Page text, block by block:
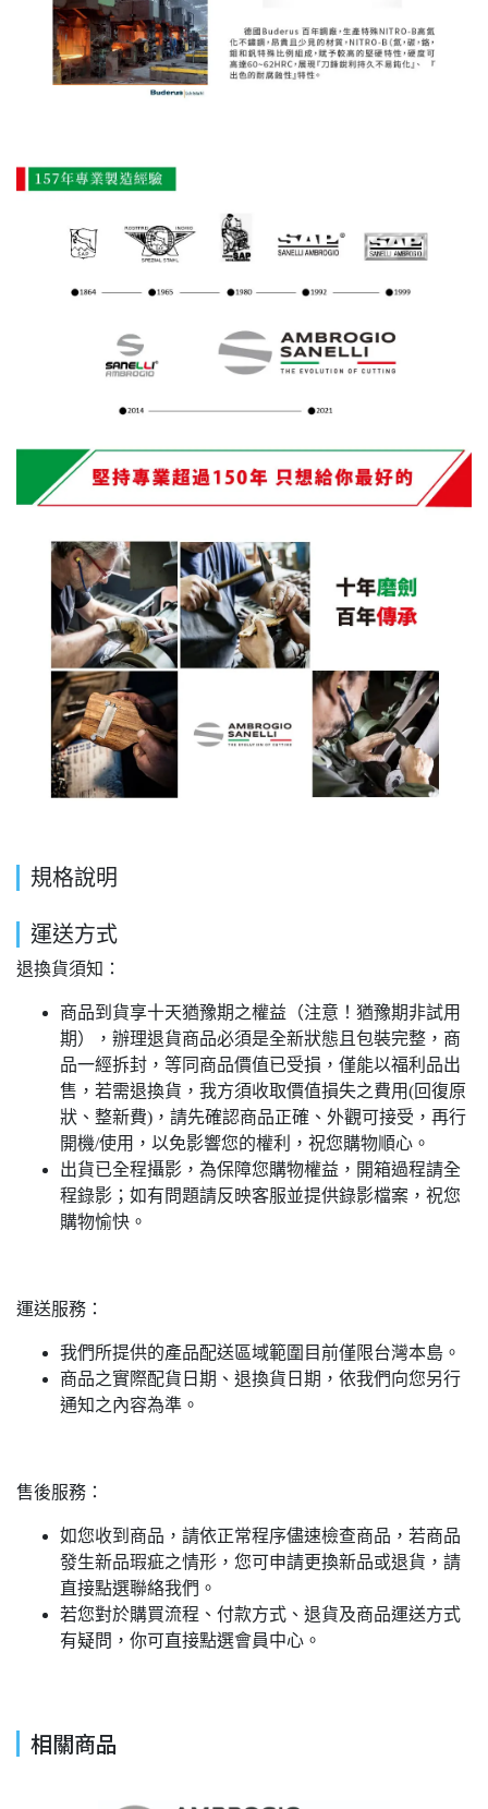
規格說明
運送方式
退換貨須知：
商品到貨享十天猶豫期之權益（注意！猶豫期非試用
期），辦理退貨商品必須是全新狀態且包裝完整，商
品一經拆封，等同商品價值已受損，僅能以福利品出
售，若需退換貨，我方須收取價值損失之費用(回復原
狀、整新費)，請先確認商品正確、外觀可接受，再行
開機/使用，以免影響您的權利，祝您購物順心。
出貨已全程攝影，為保障您購物權益，開箱過程請全
程錄影；如有問題請反映客服並提供錄影檔案，祝您
購物愉快。
運送服務：
我們所提供的產品配送區域範圍目前僅限台灣本島。
商品之實際配貨日期、退換貨日期，依我們向您另行
通知之內容為準。
售後服務：
如您收到商品，請依正常程序儘速檢查商品，若商品
發生新品瑕疵之情形，您可申請更換新品或退貨，請
直接點選聯絡我們。
若您對於購買流程、付款方式、退貨及商品運送方式
有疑問，你可直接點選會員中心。
相關商品